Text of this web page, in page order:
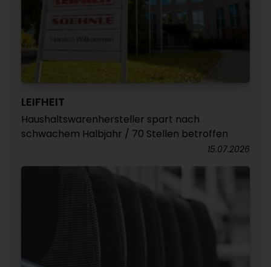
LEIFHEIT
Haushaltswarenhersteller spart nach
schwachem Halbjahr / 70 Stellen betroffen
15.07.2026